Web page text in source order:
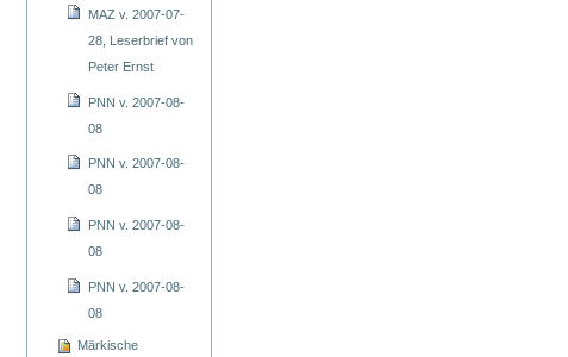
MAZ v. 2007-07-
28, Leserbrief von
Peter Ernst
PNN v. 2007-08-
08
PNN v. 2007-08-
08
PNN v. 2007-08-
08
PNN v. 2007-08-
08
Märkische